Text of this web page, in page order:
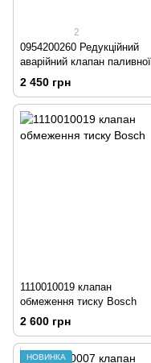
2
0954200260 Редукційний
аварійний клапан паливної
рейки CR DENSO
2 450 грн
1110010019 клапан
обмеження тиску Bosch
2 600 грн
НОВИНКА